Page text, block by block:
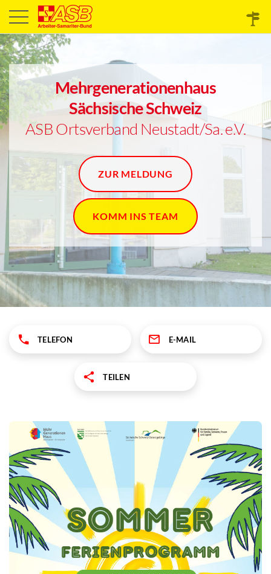
Mehrgenerationenhaus
Sächsische Schweiz
ASB Ortsverband Neustadt/Sa. e.V.
ZUR MELDUNG
KOMM INS TEAM
TELEFON E-MAIL
TEILEN